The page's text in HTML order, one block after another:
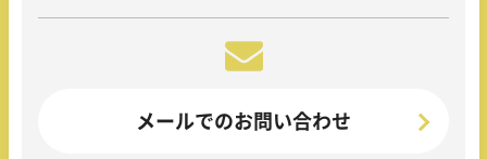
メールでのお問い合わせ